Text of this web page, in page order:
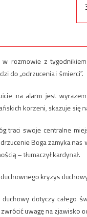
w rozmowie z
do „odrzucenia i śmierci”.
na alarm jest
korzeni, skazuje się
traci swoje centralne
Boga zamyka
– tłumaczył kardynał.
kryzys
dotyczy całego
zwrócić uwagę na zjawisko